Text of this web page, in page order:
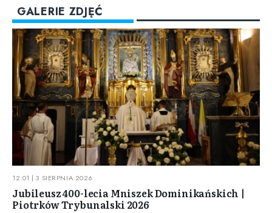
GALERIE ZDJĘĆ
12:01 | 3 SIERPNIA 2026
Jubileusz 400-lecia Mniszek Dominikańskich |
Piotrków Trybunalski 2026